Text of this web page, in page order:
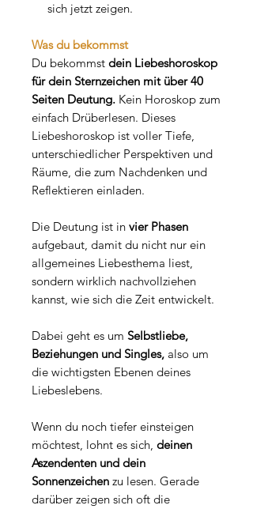
sich jetzt zeigen.
Was du bekommst
Du bekommst dein Liebeshoroskop
für dein Sternzeichen mit über 40
Seiten Deutung. Kein Horoskop zum
einfach Drüberlesen. Dieses
Liebeshoroskop ist voller Tiefe,
unterschiedlicher Perspektiven und
Räume, die zum Nachdenken und
Reflektieren einladen.
Die Deutung ist in vier Phasen
aufgebaut, damit du nicht nur ein
allgemeines Liebesthema liest,
sondern wirklich nachvollziehen
kannst, wie sich die Zeit entwickelt.
Dabei geht es um Selbstliebe,
Beziehungen und Singles, also um
die wichtigsten Ebenen deines
Liebeslebens.
Wenn du noch tiefer einsteigen
möchtest, lohnt es sich, deinen
Aszendenten und dein
Sonnenzeichen zu lesen. Gerade
darüber zeigen sich oft die